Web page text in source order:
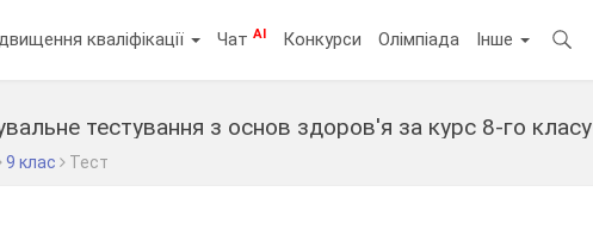
кваліфікації ЧатAI Конкурси Олімпіада Інше
тестування з основ здоров'я за курс 8-го класу
9 клас Тест